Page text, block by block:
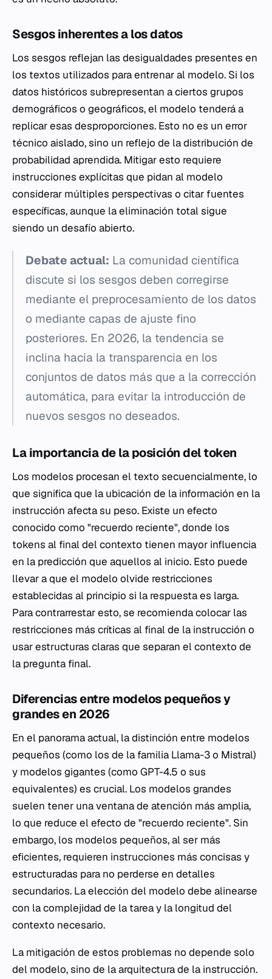
Sesgos inherentes a los datos
Los sesgos reflejan las desigualdades presentes en
los textos utilizados para entrenar al modelo. Si los
datos históricos subrepresentan a ciertos grupos
demográficos o geográficos, el modelo tenderá a
replicar esas desproporciones. Esto no es un error
técnico aislado, sino un reflejo de la distribución de
probabilidad aprendida. Mitigar esto requiere
instrucciones explícitas que pidan al modelo
considerar múltiples perspectivas o citar fuentes
específicas, aunque la eliminación total sigue
siendo un desafío abierto.
Debate actual: La comunidad científica
discute si los sesgos deben corregirse
mediante el preprocesamiento de los datos
o mediante capas de ajuste fino
posteriores. En 2026, la tendencia se
inclina hacia la transparencia en los
conjuntos de datos más que a la corrección
automática, para evitar la introducción de
nuevos sesgos no deseados.
La importancia de la posición del token
Los modelos procesan el texto secuencialmente, lo
que significa que la ubicación de la información en la
instrucción afecta su peso. Existe un efecto
conocido como "recuerdo reciente", donde los
tokens al final del contexto tienen mayor influencia
en la predicción que aquellos al inicio. Esto puede
llevar a que el modelo olvide restricciones
establecidas al principio si la respuesta es larga.
Para contrarrestar esto, se recomienda colocar las
restricciones más críticas al final de la instrucción o
usar estructuras claras que separan el contexto de
la pregunta final.
Diferencias entre modelos pequeños y
grandes en 2026
En el panorama actual, la distinción entre modelos
pequeños (como los de la familia Llama-3 o Mistral)
y modelos gigantes (como GPT-4.5 o sus
equivalentes) es crucial. Los modelos grandes
suelen tener una ventana de atención más amplia,
lo que reduce el efecto de "recuerdo reciente". Sin
embargo, los modelos pequeños, al ser más
eficientes, requieren instrucciones más concisas y
estructuradas para no perderse en detalles
secundarios. La elección del modelo debe alinearse
con la complejidad de la tarea y la longitud del
contexto necesario.
La mitigación de estos problemas no depende solo
del modelo, sino de la arquitectura de la instrucción.